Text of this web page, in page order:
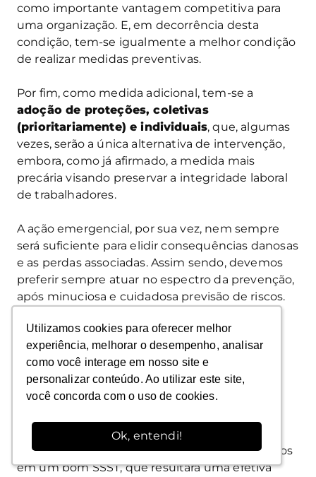
Utilizamos cookies para oferecer melhor
experiência, melhorar o desempenho, analisar
como você interage em nosso site e
personalizar conteúdo. Ao utilizar este site,
você concorda com o uso de cookies.
Ok, entendi!
Utilizamos cookies para oferecer melhor
experiência, melhorar o desempenho, analisar
como você interage em nosso site e
personalizar conteúdo. Ao utilizar este site,
você concorda com o uso de cookies.
Ok, entendi!
como importante vantagem competitiva para
uma organização. E, em decorrência desta
condição, tem-se igualmente a melhor condição
de realizar medidas preventivas.
Por fim, como medida adicional, tem-se a
adoção de proteções, coletivas
(prioritariamente) e individuais, que, algumas
vezes, serão a única alternativa de intervenção,
embora, como já afirmado, a medida mais
precária visando preservar a integridade laboral
de trabalhadores.
A ação emergencial, por sua vez, nem sempre
será suficiente para elidir consequências danosas
e as perdas associadas. Assim sendo, devemos
preferir sempre atuar no espectro da prevenção,
após minuciosa e cuidadosa previsão de riscos.
Conclusão
De modo muito breve, discorremos acerca da
associadas a um acidente laboral, de onde é
possível concluir que o custo dos investimentos
em um bom SSST, que resultará uma efetiva